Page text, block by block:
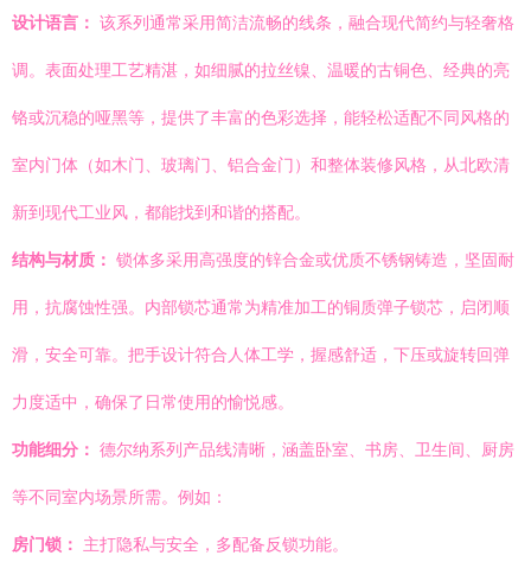
设计语言： 该系列通常采用简洁流畅的线条，融合现代简约与轻奢格
调。表面处理工艺精湛，如细腻的拉丝镍、温暖的古铜色、经典的亮
铬或沉稳的哑黑等，提供了丰富的色彩选择，能轻松适配不同风格的
室内门体（如木门、玻璃门、铝合金门）和整体装修风格，从北欧清
新到现代工业风，都能找到和谐的搭配。
结构与材质： 锁体多采用高强度的锌合金或优质不锈钢铸造，坚固耐
用，抗腐蚀性强。内部锁芯通常为精准加工的铜质弹子锁芯，启闭顺
滑，安全可靠。把手设计符合人体工学，握感舒适，下压或旋转回弹
力度适中，确保了日常使用的愉悦感。
功能细分： 德尔纳系列产品线清晰，涵盖卧室、书房、卫生间、厨房
等不同室内场景所需。例如：
房门锁： 主打隐私与安全，多配备反锁功能。